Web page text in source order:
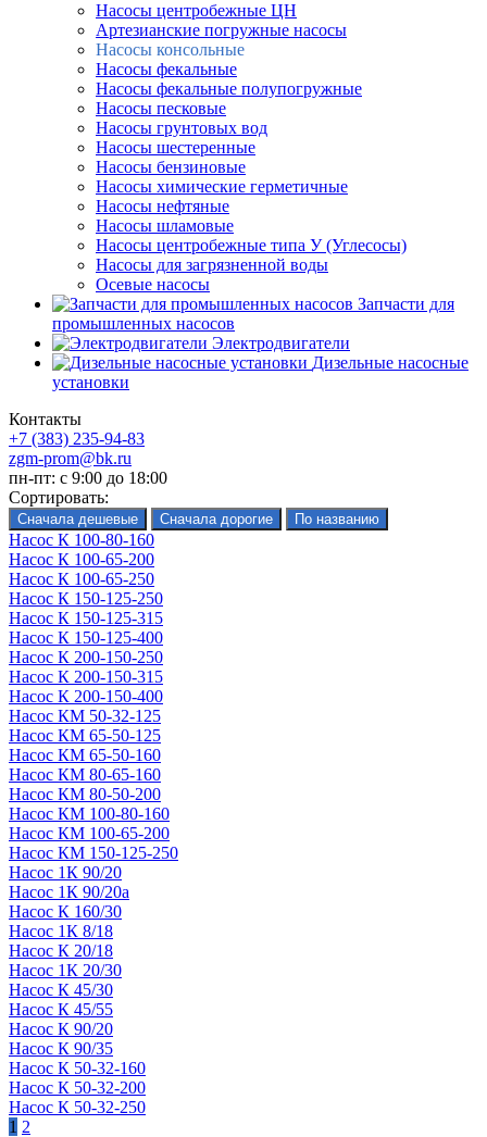
Насосы центробежные ЦН
Артезианские погружные насосы
Насосы консольные
Насосы фекальные
Насосы фекальные полупогружные
Насосы песковые
Насосы грунтовых вод
Насосы шестеренные
Насосы бензиновые
Насосы химические герметичные
Насосы нефтяные
Насосы шламовые
Насосы центробежные типа У (Углесосы)
Насосы для загрязненной воды
Осевые насосы
Запчасти для
промышленных насосов
Электродвигатели
Дизельные насосные
установки
Контакты
+7 (383) 235-94-83
zgm-prom@bk.ru
пн-пт: с 9:00 до 18:00
Сортировать:
Насос К 100-80-160
Насос К 100-65-200
Насос К 100-65-250
Насос К 150-125-250
Насос К 150-125-315
Насос К 150-125-400
Насос К 200-150-250
Насос К 200-150-315
Насос К 200-150-400
Насос КМ 50-32-125
Насос КМ 65-50-125
Насос КМ 65-50-160
Насос КМ 80-65-160
Насос КМ 80-50-200
Насос КМ 100-80-160
Насос КМ 100-65-200
Насос КМ 150-125-250
Насос 1К 90/20
Насос 1К 90/20а
Насос К 160/30
Насос 1К 8/18
Насос К 20/18
Насос 1К 20/30
Насос К 45/30
Насос К 45/55
Насос К 90/20
Насос К 90/35
Насос К 50-32-160
Насос К 50-32-200
Насос К 50-32-250
1 2